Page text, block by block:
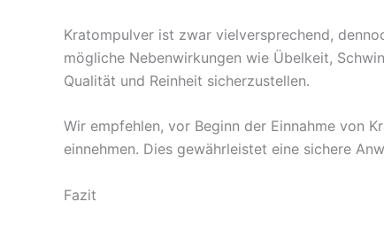
Kratompulver ist zwar vielversprechend,
mögliche Nebenwirkungen wie Übelkeit,
Qualität und Reinheit sicherzustellen.
Wir empfehlen, vor Beginn der Einnahme von
einnehmen. Dies gewährleistet eine sichere
Fazit